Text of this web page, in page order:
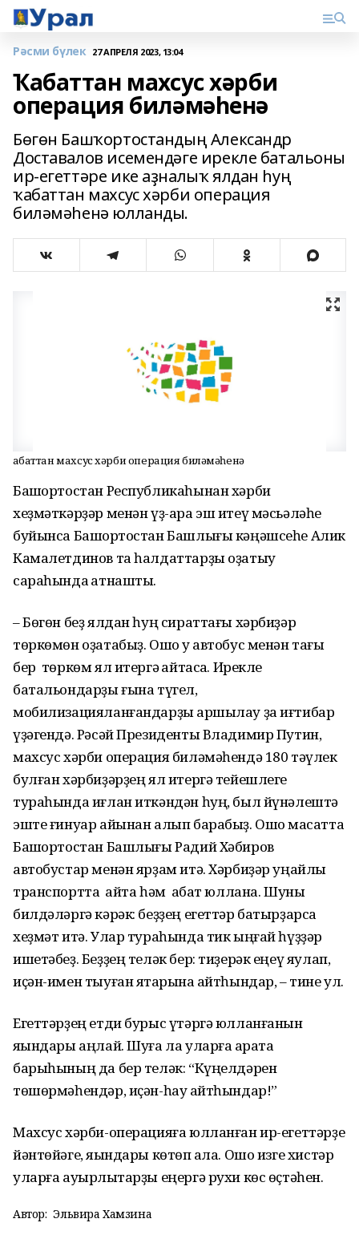
Рәсми бүлек 27 АПРЕЛЯ 2023, 13:04
Ҡабаттан махсус хәрби
операция биләмәһенә
Бөгөн Башҡортостандың Александр
Доставалов исемендәге ирекле батальоны
ир-егеттәре ике аҙналыҡ ялдан һуң
ҡабаттан махсус хәрби операция
биләмәһенә юлланды.
Ҡабаттан махсус хәрби операция биләмәһенә
Башҡортостан Республикаһынан хәрби
хеҙмәткәрҙәр менән үҙ-ара эш итеү мәсьәләһе
буйынса Башҡортостан Башлығы кәңәшсеһе Алик
Камалетдинов та һалдаттарҙы оҙатыу
сараһында ҡатнашты.
– Бөгөн беҙ ялдан һуң сираттағы хәрбиҙәр
төркөмөн оҙатабыҙ. Ошо уҡ автобус менән тағы
бер төркөм ял итергә ҡайтасаҡ. Ирекле
батальондарҙы ғына түгел,
мобилизацияланғандарҙы ҡаршылау ҙа иғтибар
үҙәгендә. Рәсәй Президенты Владимир Путин,
махсус хәрби операция биләмәһендә 180 тәүлек
булған хәрбиҙәрҙең ял итергә тейешлеге
тураһында иғлан иткәндән һуң, был йүнәлештә
эште ғинуар айынан алып барабыҙ. Ошо маҡсатта
Башҡортостан Башлығы Радий Хәбиров
автобустар менән ярҙам итә. Хәрбиҙәр уңайлы
транспортта ҡайта һәм ҡабат юллана. Шуны
билдәләргә кәрәк: беҙҙең егеттәр батырҙарса
хеҙмәт итә. Улар тураһында тик ыңғай һүҙҙәр
ишетәбеҙ. Беҙҙең теләк бер: тиҙерәк еңеү яулап,
иҫән-имен тыуған яҡтарына ҡайтһындар, – тине ул.
Егеттәрҙең етди бурыс үтәргә юлланғанын
яҡындары аңлай. Шуға ла уларға ҡарата
барыһының да бер теләк: “Күңелдәрен
төшөрмәһендәр, иҫән-һау ҡайтһындар!”
Махсус хәрби-операцияға юлланған ир-егеттәрҙе
йәнтөйәге, яҡындары көтөп ҡала. Ошо изге хистәр
уларға ауырлыҡтарҙы еңергә рухи көс өҫтәһен.
Автор: Эльвира Хамзина